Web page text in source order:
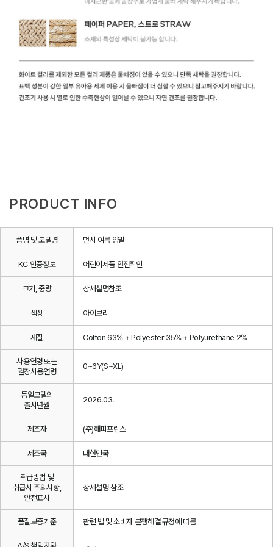
PRODUCT INFO
품명 및 모델명 먼시 여름 양말
KC 인증정보 어린이제품 안전확인
크기, 중량 상세설명참조
색상 아이보리
재질 Cotton 63% + Polyester 35% + Polyurethane 2%
사용연령 또는
권장사용연령
0~6Y(S~XL)
동일모델의
출시년월
2026.03.
제조자 (주)해피프린스
제조국 대한민국
취급방법 및
취급시 주의사항,
안전표시
상세설명 참조
품질보증기준 관련 법 및 소비자 분쟁해결 규정에 따름